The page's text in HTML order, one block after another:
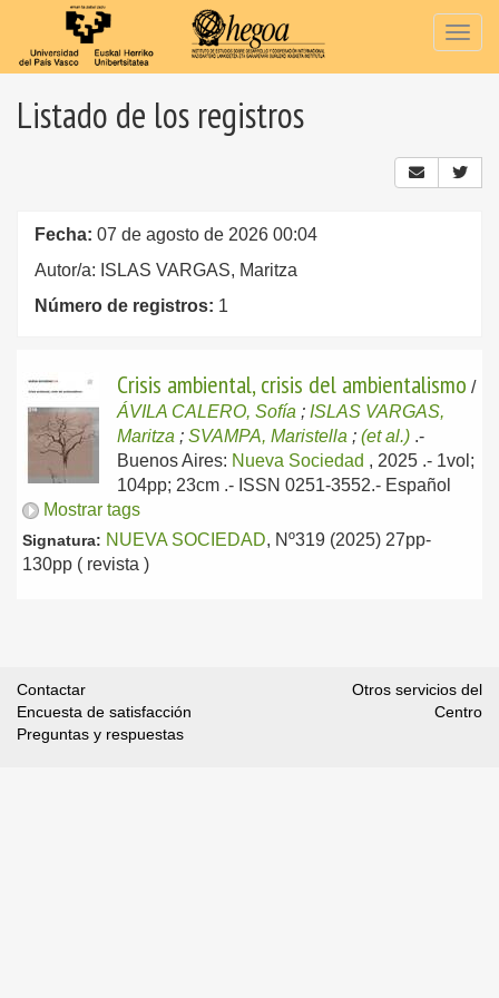
Listado de los registros
Fecha: 07 de agosto de 2026 00:04
Autor/a: ISLAS VARGAS, Maritza
Número de registros: 1
Crisis ambiental, crisis del ambientalismo /
ÁVILA CALERO, Sofía ; ISLAS VARGAS,
Maritza ; SVAMPA, Maristella ; (et al.) .-
Buenos Aires: Nueva Sociedad , 2025 .- 1vol;
104pp; 23cm .- ISSN 0251-3552.- Español
Mostrar tags
Signatura: NUEVA SOCIEDAD, Nº319 (2025) 27pp-
130pp ( revista )
Contactar
Encuesta de satisfacción
Preguntas y respuestas
Otros servicios del
Centro